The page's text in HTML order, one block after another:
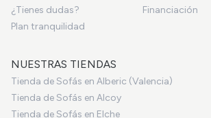
¿Tienes dudas?
Financiación
Plan tranquilidad
NUESTRAS TIENDAS
Tienda de Sofás en Alberic (Valencia)
Tienda de Sofás en Alcoy
Tienda de Sofás en Elche